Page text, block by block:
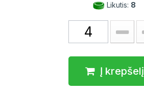
Likutis: 8
Į krepšelį